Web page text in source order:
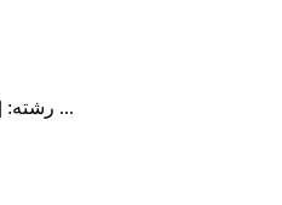
رشته: |طراحی و نقاشی|خوشنویسی|نق ...